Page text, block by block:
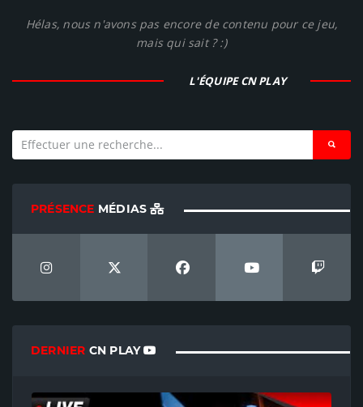
Hélas, nous n'avons pas encore de contenu pour ce jeu,
mais qui sait ? :)
L'ÉQUIPE CN PLAY
PRÉSENCE MÉDIAS
DERNIER CN PLAY